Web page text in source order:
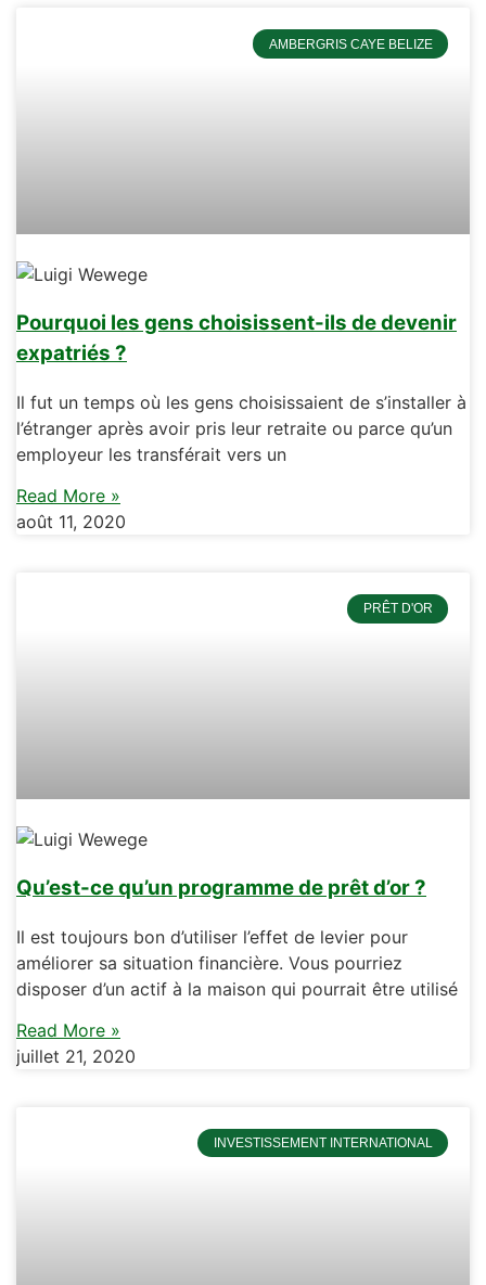
AMBERGRIS CAYE BELIZE
Pourquoi les gens choisissent-ils de devenir
expatriés ?
Il fut un temps où les gens choisissaient de s’installer à
l’étranger après avoir pris leur retraite ou parce qu’un
employeur les transférait vers un
Read More »
août 11, 2020
PRÊT D'OR
Qu’est-ce qu’un programme de prêt d’or ?
Il est toujours bon d’utiliser l’effet de levier pour
améliorer sa situation financière. Vous pourriez
disposer d’un actif à la maison qui pourrait être utilisé
Read More »
juillet 21, 2020
INVESTISSEMENT INTERNATIONAL